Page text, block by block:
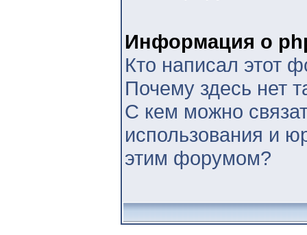
Информация о
Кто написал этот
Почему здесь нет
С кем можно
использования и
этим форумом?